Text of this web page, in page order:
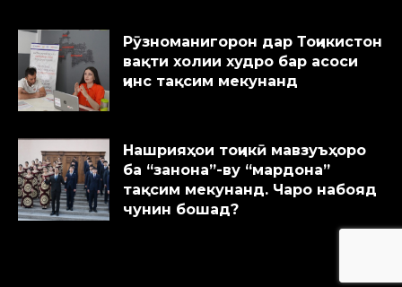
Рӯзноманигорон дар Тоҷикистон
вақти холии худро бар асоси
ҷинс тақсим мекунанд
Нашрияҳои тоҷикӣ мавзуъҳоро
ба “занона”-ву “мардона”
тақсим мекунанд. Чаро набояд
чунин бошад?